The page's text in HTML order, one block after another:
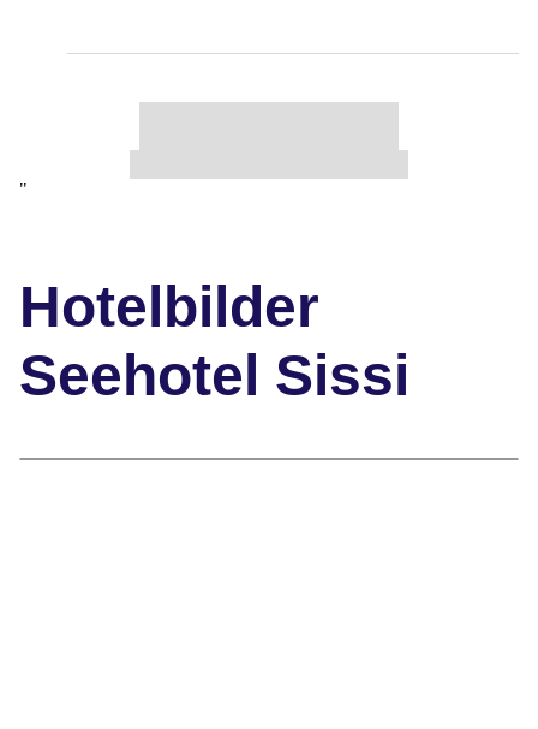
"
Hotelbilder
Seehotel Sissi